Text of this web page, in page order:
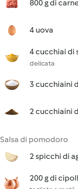
800 g di
4 uova
4 cucchiai di
delicata
3 cucchiaini
2 cucchiaini
Salsa di pomodoro
2 spicchi di
200 g di